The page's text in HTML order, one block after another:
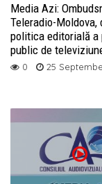
Media Azi:
Teleradio-Moldova,
politica editorială a
public de
0 25